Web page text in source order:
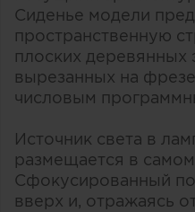
Сиденье модели
пространственную
плоских деревянных
вырезанных на
числовым
Источник света в
размещается в
Сфокусированный
вверх и, отражаясь